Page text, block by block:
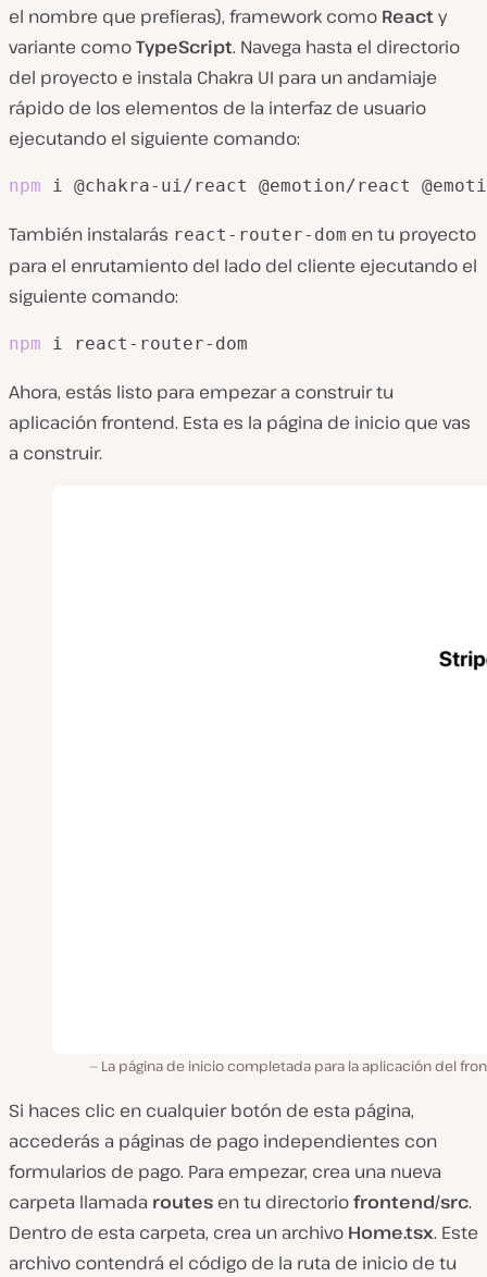
el nombre que prefieras), framework como Reacty
variante comoTypeScript. Navega hasta el directorio
del proyecto e instala Chakra UI para un andamiaje
rápido de los elementos de la interfaz de usuario
ejecutando el siguiente comando:
npm i @chakra-ui/react @emotion/react
También instalarás react-router-dom en tu proyecto
para el enrutamiento del lado del cliente ejecutando el
siguiente comando:
npm i react-router-dom
Ahora, estás listo para empezar a construir tu
aplicación frontend. Esta es la página de inicio que vas
a construir.
La página de inicio completada para la aplicación del
Si haces clic en cualquier botón de esta página,
accederás a páginas de pago independientes con
formularios de pago. Para empezar, crea una nueva
carpeta llamada routes en tu directoriofrontend/src.
Dentro de esta carpeta, crea un archivo Home.tsx. Este
archivo contendrá el código de la ruta de inicio de tu